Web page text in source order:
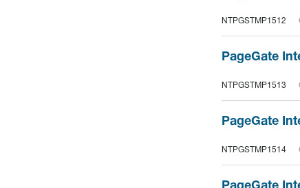
NTPGSTMP1512
PageGate
NTPGSTMP1513
PageGate
NTPGSTMP1514